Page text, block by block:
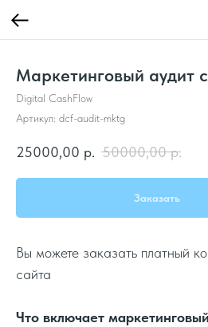
Маркетинговый аудит
Digital CashFlow
Артикул: dcf-audit-mktg
25000,00 р. 50000,00 р.
Заказать
Вы можете заказать платный
сайта
Что включает